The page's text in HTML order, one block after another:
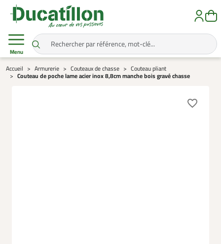
Menu
Accueil Armurerie Couteaux de chasse Couteau pliant
Couteau de poche lame acier inox 8,8cm manche bois gravé chasse
favorite_border